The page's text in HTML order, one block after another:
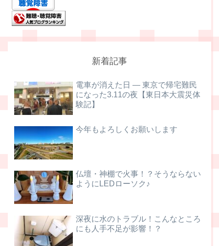
新着記事
電車が消えた日 ― 東京で帰宅難民
になった3.11の夜【東日本大震災体
験記】
今年もよろしくお願いします
仏壇・神棚で火事！？そうならない
ようにLEDローソク♪
深夜に水のトラブル！こんなところ
にも人手不足が影響！？